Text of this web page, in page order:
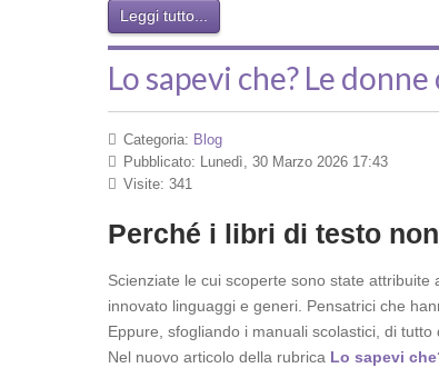
Leggi tutto...
Lo sapevi che? Le
Categoria: Blog
Pubblicato: Lunedì, 30 Marzo 2026 17:43
Visite: 341
Perché i libri di testo
Scienziate le cui scoperte sono state
innovato linguaggi e generi. Pensatrici che
Eppure, sfogliando i manuali scolastici, di tutto
Nel nuovo articolo della rubrica Lo sapevi